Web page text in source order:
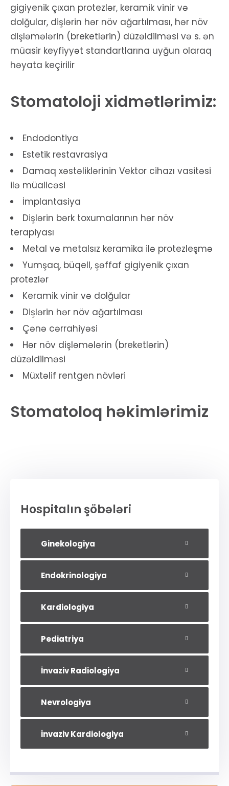
Hospitalın şöbələri
Ginekologiya
Endokrinologiya
Kardiologiya
Pediatriya
İnvaziv Radiologiya
Nevrologiya
İnvaziv Kardiologiya
gigiyenik çıxan protezlər, keramik vinir və
dolğular, dişlərin hər növ ağartılması, hər növ
dişləmələrin (breketlərin) düzəldilməsi və s. ən
müasir keyfiyyət standartlarına uyğun olaraq
həyata keçirilir
Stomatoloji xidmətlərimiz:
Endodontiya
Estetik restavrasiya
Damaq xəstəliklərinin Vektor cihazı vasitəsi
ilə müalicəsi
İmplantasiya
Dişlərin bərk toxumalarının hər növ
terapiyası
Metal və metalsız keramika ilə protezleşmə
Yumşaq, büqell, şəffaf gigiyenik çıxan
protezlər
Keramik vinir və dolğular
Dişlərin hər növ ağartılması
Çənə cərrahiyəsi
Hər növ dişləmələrin (breketlərin)
düzəldilməsi
Müxtəlif rentgen növləri
Stomatoloq həkimlərimiz
Dr. Mesut Murad